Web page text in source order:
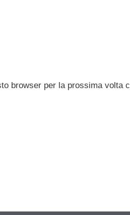
browser per la prossima volta